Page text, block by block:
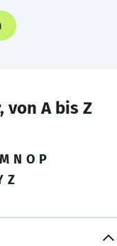
von A bis Z
M N O P
Z